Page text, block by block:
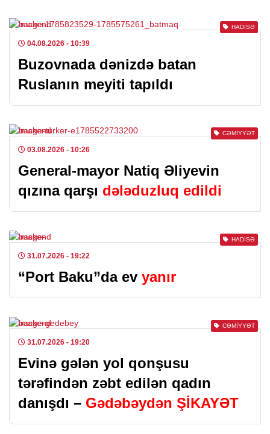
HADISƏ
04.08.2026 - 10:39
Buzovnada dənizdə batan
Ruslanın meyiti tapıldı
CƏMIYYƏT
03.08.2026 - 10:26
General-mayor Natiq Əliyevin
qızına qarşı dələduzluq edildi
HADISƏ
31.07.2026 - 19:22
“Port Baku”da ev yanır
CƏMIYYƏT
31.07.2026 - 19:20
Evinə gələn yol qonşusu
tərəfindən zəbt edilən qadın
danışdı – Gədəbəydən ŞİKAYƏT